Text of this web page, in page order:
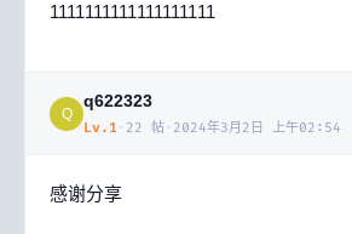
1111111111111111111
Q
q622323
Lv. 1 · 22 帖 · 2024年3月2日 上午02:54
感谢分享